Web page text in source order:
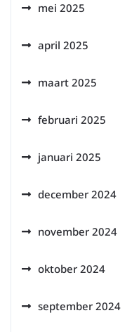
mei 2025
april 2025
maart 2025
februari 2025
januari 2025
december 2024
november 2024
oktober 2024
september 2024